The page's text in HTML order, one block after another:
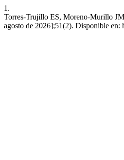
1.
Torres-Trujillo ES, Moreno-Murillo
agosto de 2026];51(2). Disponible en: